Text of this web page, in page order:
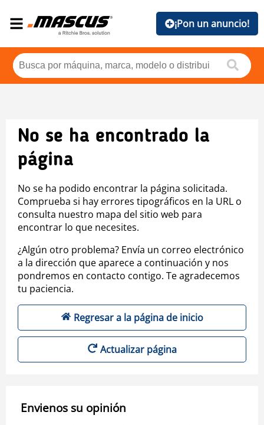
¡Pon un anuncio!
No se ha encontrado la
página
No se ha podido encontrar la página solicitada.
Comprueba si hay errores tipográficos en la URL o
consulta nuestro mapa del sitio web para
encontrar lo que necesites.
¿Algún otro problema? Envía un correo electrónico
a la dirección que aparece a continuación y nos
pondremos en contacto contigo. Te agradecemos
tu paciencia.
Regresar a la página de inicio
Actualizar página
Envienos su opinión